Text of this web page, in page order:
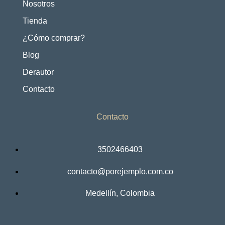
Nosotros
Tienda
¿Cómo comprar?
Blog
Derautor
Contacto
Contacto
3502466403
contacto@porejemplo.com.co
Medellín, Colombia